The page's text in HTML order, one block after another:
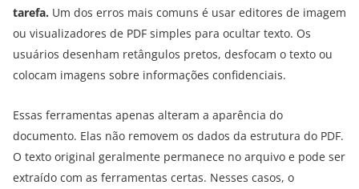
tarefa. Um dos erros mais comuns é usar editores de imagem
ou visualizadores de PDF simples para ocultar texto. Os
usuários desenham retângulos pretos, desfocam o texto ou
colocam imagens sobre informações confidenciais.
Essas ferramentas apenas alteram a aparência do
documento. Elas não removem os dados da estrutura do PDF.
O texto original geralmente permanece no arquivo e pode ser
extraído com as ferramentas certas. Nesses casos, o